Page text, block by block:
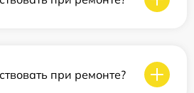
при ремонте?